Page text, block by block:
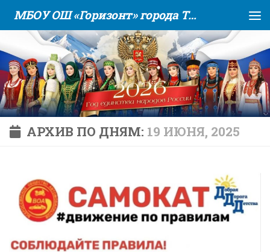
Skip to content МБОУ ОШ «Горизонт» города Тюмени
АРХИВ ПО ДНЯМ: 19 ИЮНЯ, 2025